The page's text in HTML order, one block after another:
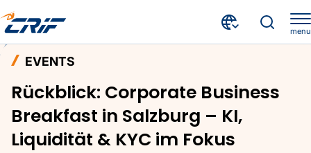
menu
EVENTS
Rückblick: Corporate Business
Breakfast in Salzburg – KI,
Liquidität & KYC im Fokus